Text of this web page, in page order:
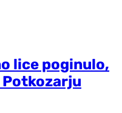
lice poginulo,